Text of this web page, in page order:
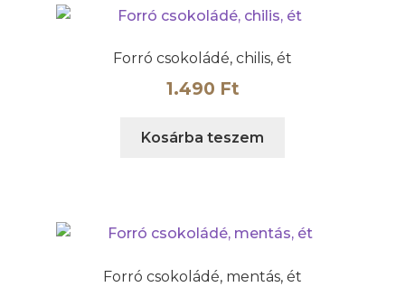
Forró csokoládé, chilis, ét
1.490 Ft
Kosárba teszem
Forró csokoládé, mentás, ét